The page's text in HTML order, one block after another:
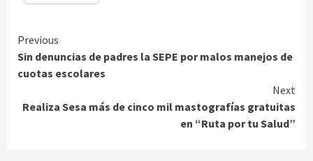
Continue
Reading
Previous
Sin denuncias de padres la SEPE por malos manejos de
cuotas escolares
Next
Realiza Sesa más de cinco mil mastografías gratuitas
en “Ruta por tu Salud”